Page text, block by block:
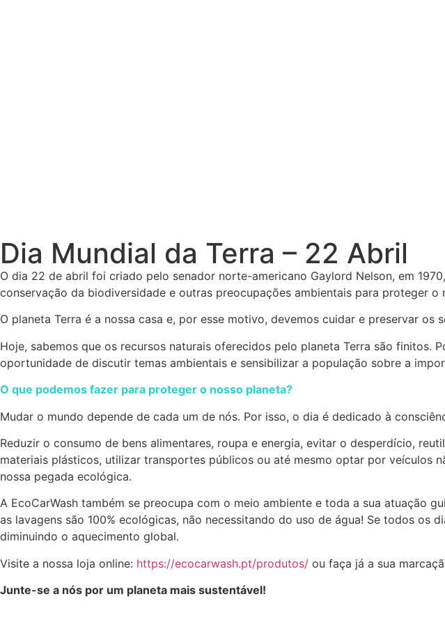
Dia Mundial da Terra – 22 Abril
O dia 22 de abril foi criado pelo senador norte-americano Gaylord Nelson, em
conservação da biodiversidade e outras preocupações ambientais para proteger o
O planeta Terra é a nossa casa e, por esse motivo, devemos cuidar e preservar os
Hoje, sabemos que os recursos naturais oferecidos pelo planeta Terra são finitos.
oportunidade de discutir temas ambientais e sensibilizar a população sobre a
O que podemos fazer para proteger o nosso planeta?
Mudar o mundo depende de cada um de nós. Por isso, o dia é dedicado à
Reduzir o consumo de bens alimentares, roupa e energia, evitar o desperdício,
materiais plásticos, utilizar transportes públicos ou até mesmo optar por veículos
nossa pegada ecológica.
A EcoCarWash também se preocupa com o meio ambiente e toda a sua atuação
as lavagens são 100% ecológicas, não necessitando do uso de água! Se todos os
diminuindo o aquecimento global.
Visite a nossa loja online: https://ecocarwash.pt/produtos/ ou faça já a sua
Junte-se a nós por um planeta mais sustentável!